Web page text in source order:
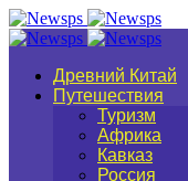
Древний Китай
Путешествия
Туризм
Африка
Кавказ
Россия